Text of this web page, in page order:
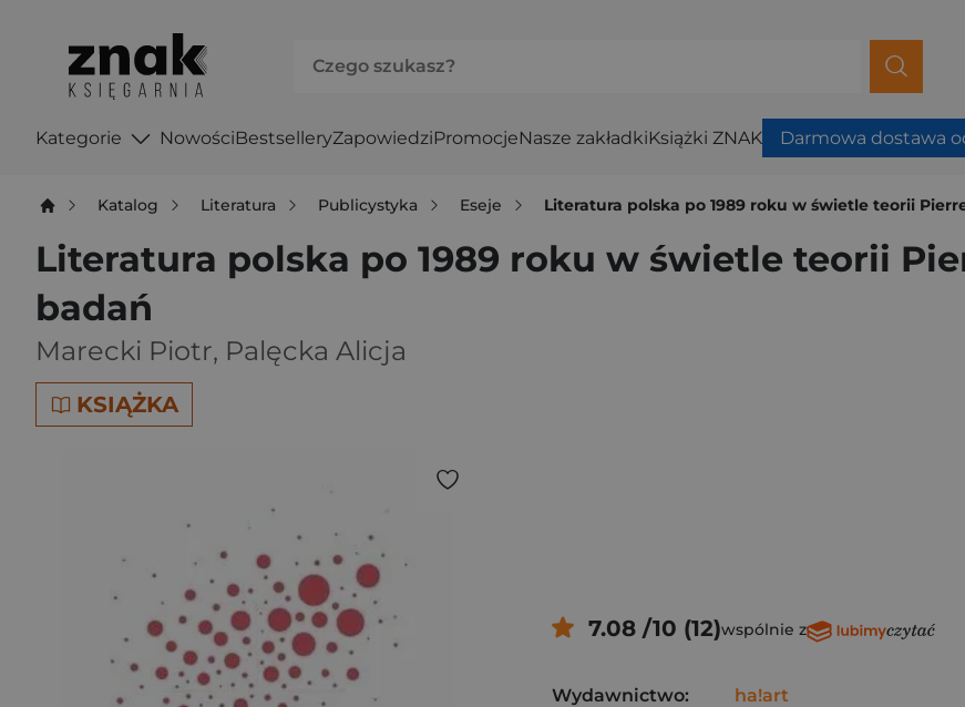
Kategorie NowościBestselleryZapowiedziPromocjeNasze zakładkiKsiążki ZNAK Darmowa dostawa
Katalog Literatura Publicystyka Eseje Literatura polska po 1989 roku w świetle teorii
Literatura polska po 1989 roku w świetle teorii
badań
Marecki Piotr, Palęcka Alicja
KSIĄŻKA
7.08 /10 (12)wspólnie z
Wydawnictwo: ha!art